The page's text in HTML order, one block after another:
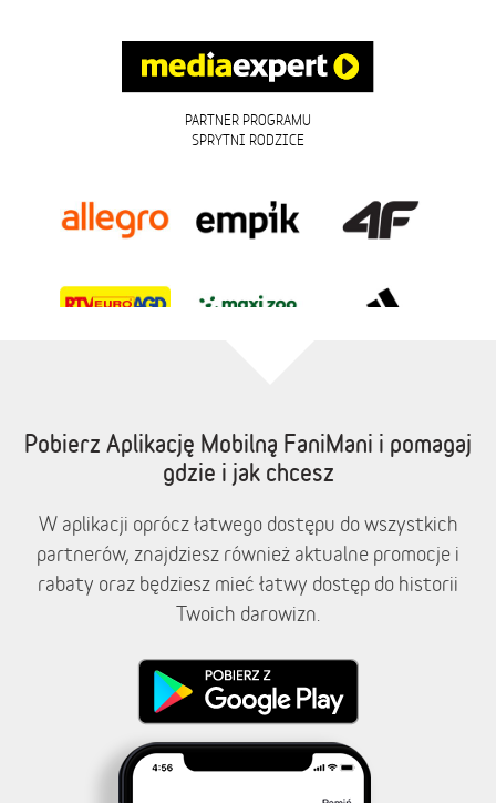
PARTNER PROGRAMU
SPRYTNI RODZICE
Pobierz Aplikację Mobilną FaniMani i pomagaj
gdzie i jak chcesz
W aplikacji oprócz łatwego dostępu do wszystkich
partnerów, znajdziesz również aktualne promocje i
rabaty oraz będziesz mieć łatwy dostęp do historii
Twoich darowizn.